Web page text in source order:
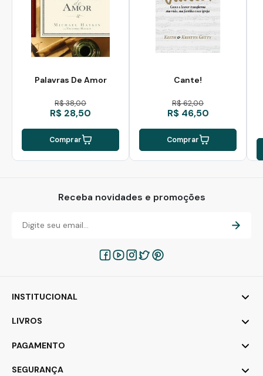
Palavras De Amor
R$ 38,00
R$ 28,50
Comprar
Cante!
R$ 62,00
R$ 46,50
Comprar
Receba novidades e promoções
INSTITUCIONAL
LIVROS
PAGAMENTO
SEGURANÇA